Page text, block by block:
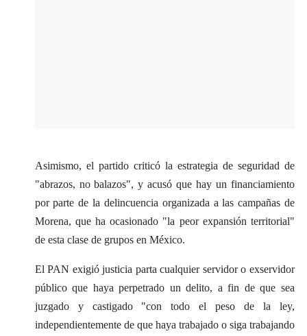
Asimismo, el partido criticó la estrategia de seguridad de
"abrazos, no balazos", y acusó que hay un financiamiento
por parte de la delincuencia organizada a las campañas de
Morena, que ha ocasionado "la peor expansión territorial"
de esta clase de grupos en México.
El PAN exigió justicia parta cualquier servidor o exservidor
público que haya perpetrado un delito, a fin de que sea
juzgado y castigado "con todo el peso de la ley,
independientemente de que haya trabajado o siga trabajando